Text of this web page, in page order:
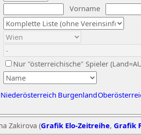
Vorname
Nur "österreichische" Spieler
Niederösterreich Burgenland
Zakirova (Grafik Elo-Zeitreihe, Grafik